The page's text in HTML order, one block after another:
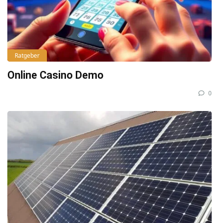
Ratgeber
Online Casino Demo
0